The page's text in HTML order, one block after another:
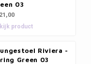
03
product
Riviera -
Green 03